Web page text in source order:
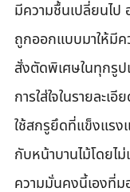
มีความชื้นเปลี่ยนไ
ถูกออกแบบมาให้มีค
สั่งตัดพิเศษในทุกรูป
การใส่ใจในรายละเ
ใช้สกรูยึดที่แข็งแรง
กับหน้าบานไม้โดยไ
ความมั่นคงนี้เองที่